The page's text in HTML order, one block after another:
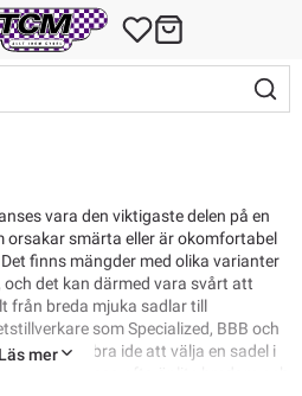
vara den viktigaste delen på en
orsakar smärta eller är okomfortabel
finns mängder med olika varianter
det kan därmed vara svårt att
från breda mjuka sadlar till
som Specialized, BBB och
vara en bra ide att välja en sadel i
Läs mer